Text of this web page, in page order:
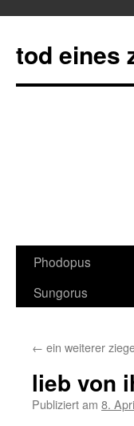
tod eines
Springe
zum
Phodopus
Sungorus
← ein weiterer
lieb von
Publiziert am 8.